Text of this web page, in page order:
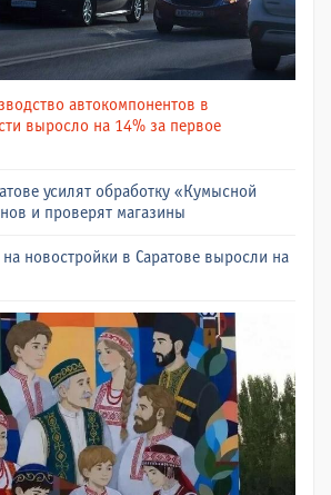
автокомпонентов в
выросло на 14% за первое
усилят обработку «Кумысной
и проверят магазины
новостройки в Саратове выросли на